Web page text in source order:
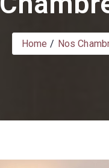
Home Nos